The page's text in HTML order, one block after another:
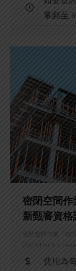
電郵至
密閉空間
新甄審資格
密閉空間作業「核
2020-10-08
費用為